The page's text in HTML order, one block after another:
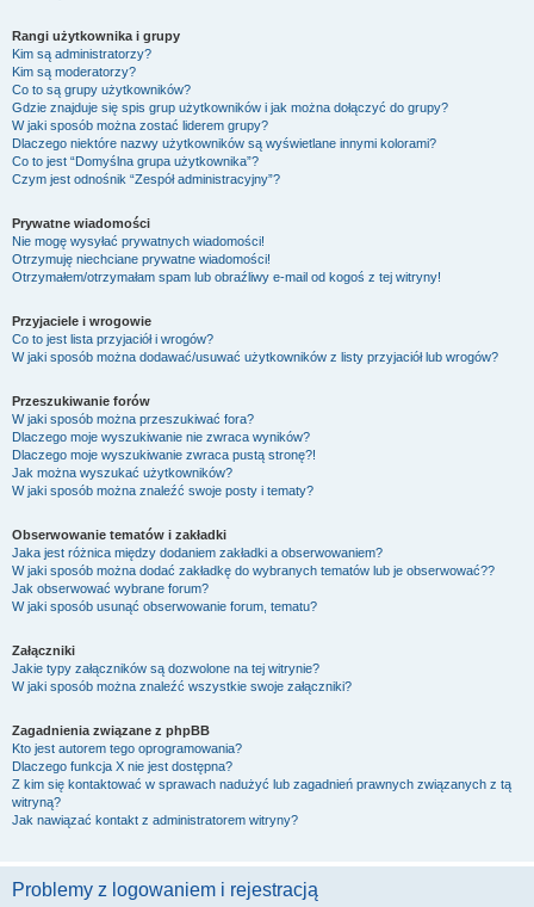
Rangi użytkownika i grupy
Kim są administratorzy?
Kim są moderatorzy?
Co to są grupy użytkowników?
Gdzie znajduje się spis grup użytkowników i jak można dołączyć do grupy?
W jaki sposób można zostać liderem grupy?
Dlaczego niektóre nazwy użytkowników są wyświetlane innymi kolorami?
Co to jest “Domyślna grupa użytkownika”?
Czym jest odnośnik “Zespół administracyjny”?
Prywatne wiadomości
Nie mogę wysyłać prywatnych wiadomości!
Otrzymuję niechciane prywatne wiadomości!
Otrzymałem/otrzymałam spam lub obraźliwy e-mail od kogoś z tej witryny!
Przyjaciele i wrogowie
Co to jest lista przyjaciół i wrogów?
W jaki sposób można dodawać/usuwać użytkowników z listy przyjaciół lub wrogów?
Przeszukiwanie forów
W jaki sposób można przeszukiwać fora?
Dlaczego moje wyszukiwanie nie zwraca wyników?
Dlaczego moje wyszukiwanie zwraca pustą stronę?!
Jak można wyszukać użytkowników?
W jaki sposób można znaleźć swoje posty i tematy?
Obserwowanie tematów i zakładki
Jaka jest różnica między dodaniem zakładki a obserwowaniem?
W jaki sposób można dodać zakładkę do wybranych tematów lub je obserwować??
Jak obserwować wybrane forum?
W jaki sposób usunąć obserwowanie forum, tematu?
Załączniki
Jakie typy załączników są dozwolone na tej witrynie?
W jaki sposób można znaleźć wszystkie swoje załączniki?
Zagadnienia związane z phpBB
Kto jest autorem tego oprogramowania?
Dlaczego funkcja X nie jest dostępna?
Z kim się kontaktować w sprawach nadużyć lub zagadnień prawnych związanych z tą
witryną?
Jak nawiązać kontakt z administratorem witryny?
Problemy z logowaniem i rejestracją